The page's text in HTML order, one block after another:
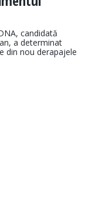
candidată
a determinat
din nou derapajele